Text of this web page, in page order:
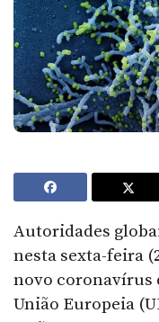
Autoridades
nesta sexta-feira
novo coronavírus
União Europeia